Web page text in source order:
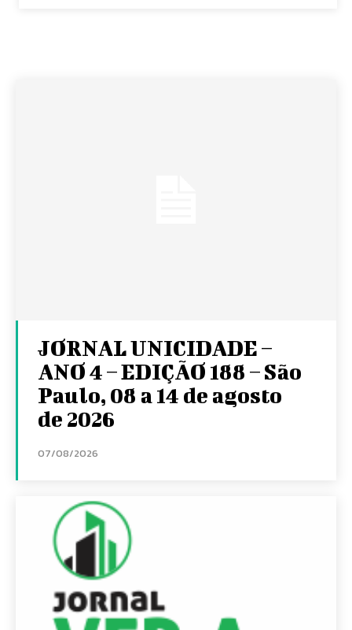
JORNAL UNICIDADE –
ANO 4 – EDIÇÃO 188 – São
Paulo, 08 a 14 de agosto
de 2026
07/08/2026